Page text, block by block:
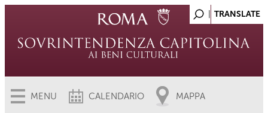
MENU CALENDARIO MAPPA